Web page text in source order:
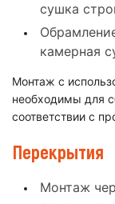
сушка
камерная
Монтаж с
необходимы для
соответствии с
Перекрытия
Монтаж